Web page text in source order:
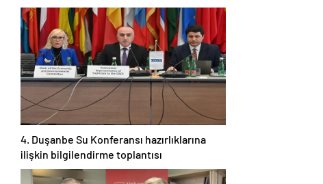
4. Duşanbe Su Konferansı hazırlıklarına
ilişkin bilgilendirme toplantısı